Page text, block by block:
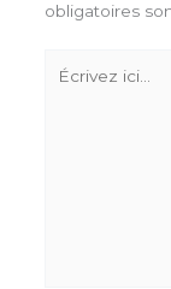
obligatoires
ici…